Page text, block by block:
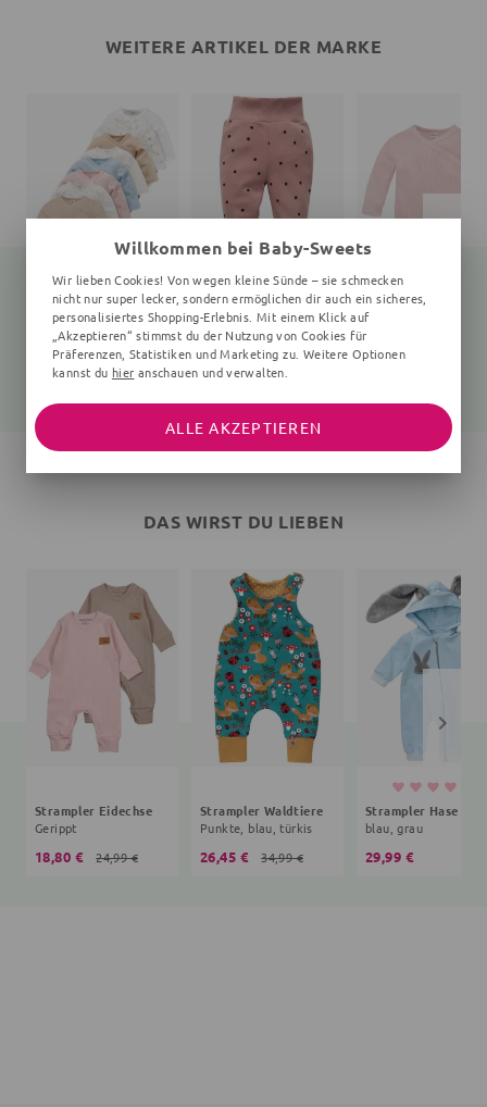
WEITERE ARTIKEL DER MARKE
Wickelbody
0-6 Monate
15,05 € 19,99 €
Schlafanzughose
Punkte, rosa
12,35 € 15,99 €
Wickelbody
DAS WIRST DU LIEBEN
Strampler Eidechse
Gerippt
18,80 € 24,99 €
Strampler Waldtiere
Punkte, blau, türkis
26,45 € 34,99 €
blau, grau
29,99 €
Willkommen bei Baby-Sweets
Wir lieben Cookies! Von wegen kleine Sünde – sie schmecken
nicht nur super lecker, sondern ermöglichen dir auch ein sicheres,
personalisiertes Shopping-Erlebnis. Mit einem Klick auf
„Akzeptieren“ stimmst du der Nutzung von Cookies für
Präferenzen, Statistiken und Marketing zu. Weitere Optionen
kannst du hier anschauen und verwalten.
ALLE AKZEPTIEREN